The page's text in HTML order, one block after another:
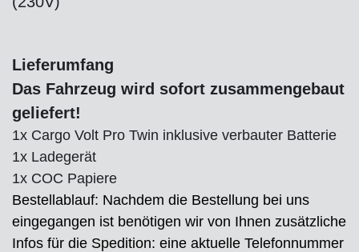
Lieferumfang
Das Fahrzeug wird sofort zusammengebaut
geliefert!
1x Cargo Volt Pro Twin inklusive verbauter Batterie
1x Ladegerät
1x COC Papiere
Bestellablauf: Nachdem die Bestellung bei uns
eingegangen ist benötigen wir von Ihnen zusätzliche
Infos für die Spedition: eine aktuelle Telefonnummer